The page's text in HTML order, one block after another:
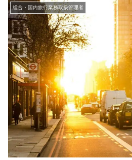
総合・国内旅行業務取扱管理者